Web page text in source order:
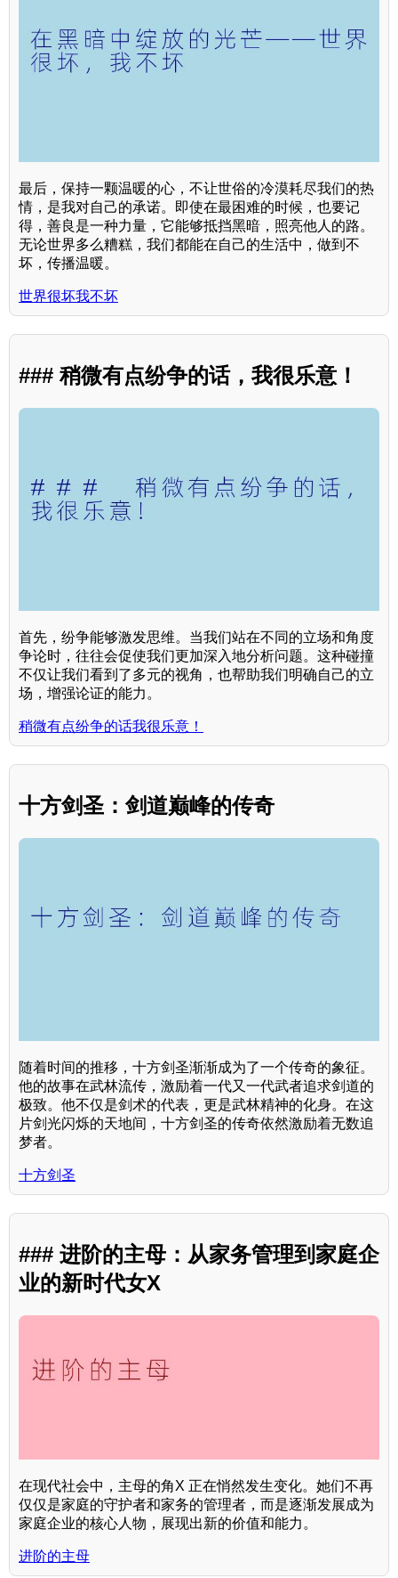
最后，保持一颗温暖的心，不让世俗的冷漠耗尽我们的热
情，是我对自己的承诺。即使在最困难的时候，也要记
得，善良是一种力量，它能够抵挡黑暗，照亮他人的路。
无论世界多么糟糕，我们都能在自己的生活中，做到不
坏，传播温暖。
世界很坏我不坏
### 稍微有点纷争的话，我很乐意！
首先，纷争能够激发思维。当我们站在不同的立场和角度
争论时，往往会促使我们更加深入地分析问题。这种碰撞
不仅让我们看到了多元的视角，也帮助我们明确自己的立
场，增强论证的能力。
稍微有点纷争的话我很乐意！
十方剑圣：剑道巅峰的传奇
随着时间的推移，十方剑圣渐渐成为了一个传奇的象征。
他的故事在武林流传，激励着一代又一代武者追求剑道的
极致。他不仅是剑术的代表，更是武林精神的化身。在这
片剑光闪烁的天地间，十方剑圣的传奇依然激励着无数追
梦者。
十方剑圣
### 进阶的主母：从家务管理到家庭企
业的新时代女X
在现代社会中，主母的角X 正在悄然发生变化。她们不再
仅仅是家庭的守护者和家务的管理者，而是逐渐发展成为
家庭企业的核心人物，展现出新的价值和能力。
进阶的主母